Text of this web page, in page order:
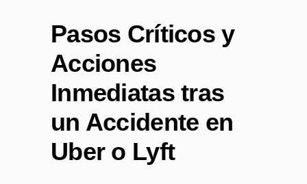
Pasos Críticos y
Acciones
Inmediatas tras
un Accidente en
Uber o Lyft